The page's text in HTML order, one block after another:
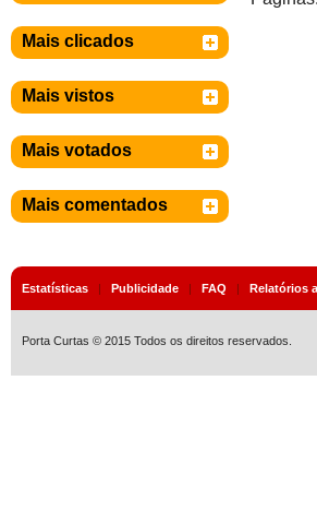
Mais clicados
Mais vistos
Mais votados
Mais comentados
Estatísticas | Publicidade | FAQ | Relatórios
Porta Curtas © 2015 Todos os direitos reservados.